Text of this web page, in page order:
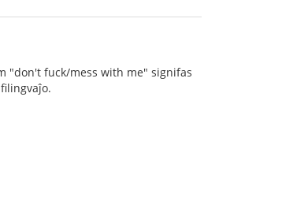
"don't fuck/mess with me" signifas